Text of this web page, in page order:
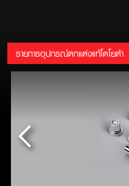
รายการอุปกรณ์ตกแต่งแท้โตโยต้า